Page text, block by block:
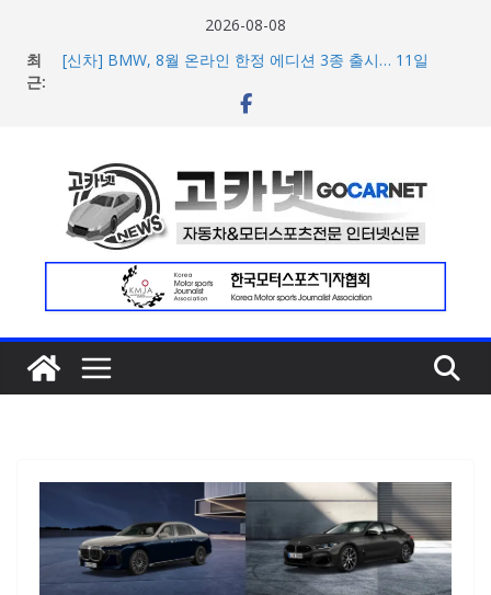
2026-08-08
최
근:
[신차] BMW, 8월 온라인 한정 에디션 3종 출시… 11일
벤틀리, 첫 순수 전기 어반 럭셔리 SUV 토르칼 탑재될 ‘큐레
팝업 오픈
BMW 레이디스 챔피언십 2026, 다양한 티켓 패키지 선보이
며 본격 대회 준비 돌입
현대차·기아, ‘2026 레드닷 어워드’에서 최우수상 2개·본상
15개 수상